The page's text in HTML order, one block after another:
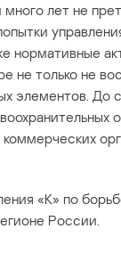
лет не
нормативные
не только не
элементов. До
«К» по
России.